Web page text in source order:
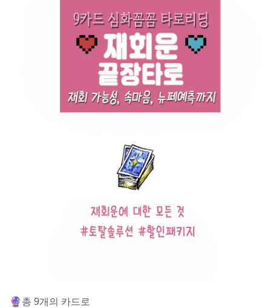
🔮총 9개의 카드로